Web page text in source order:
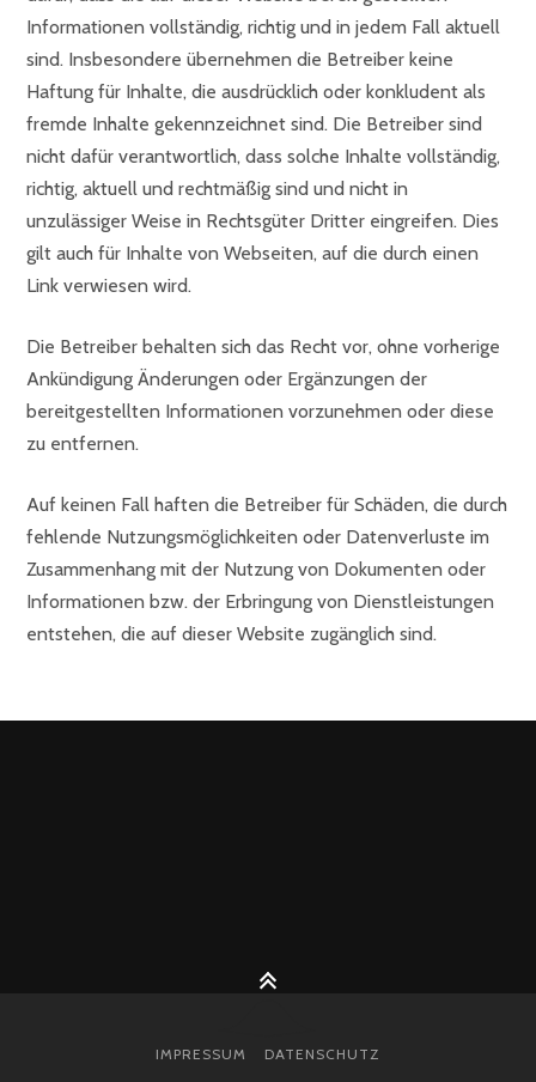
Informationen vollständig, richtig und in jedem Fall aktuell
sind. Insbesondere übernehmen die Betreiber keine
Haftung für Inhalte, die ausdrücklich oder konkludent als
fremde Inhalte gekennzeichnet sind. Die Betreiber sind
nicht dafür verantwortlich, dass solche Inhalte vollständig,
richtig, aktuell und rechtmäßig sind und nicht in
unzulässiger Weise in Rechtsgüter Dritter eingreifen. Dies
gilt auch für Inhalte von Webseiten, auf die durch einen
Link verwiesen wird.
Die Betreiber behalten sich das Recht vor, ohne vorherige
Ankündigung Änderungen oder Ergänzungen der
bereitgestellten Informationen vorzunehmen oder diese
zu entfernen.
Auf keinen Fall haften die Betreiber für Schäden, die durch
fehlende Nutzungsmöglichkeiten oder Datenverluste im
Zusammenhang mit der Nutzung von Dokumenten oder
Informationen bzw. der Erbringung von Dienstleistungen
entstehen, die auf dieser Website zugänglich sind.
IMPRESSUM DATENSCHUTZ